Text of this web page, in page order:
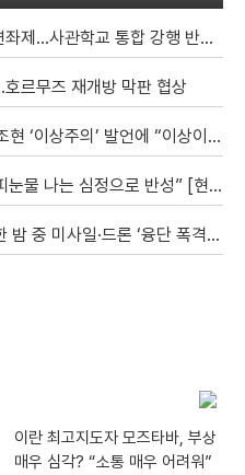
관학교 통합 강행 반드시 막을 것”
르무즈 재개방 막판 협상
발언에 “이상이 있어야 현실 바꿔” 반박
나는 심정으로 반성” [현장영상]
단 폭격’에 우크라이나서 17명 사망 [현장영상]
이란 최고지도자 모즈타바, 부상
매우 심각? “소통 매우 어려워”